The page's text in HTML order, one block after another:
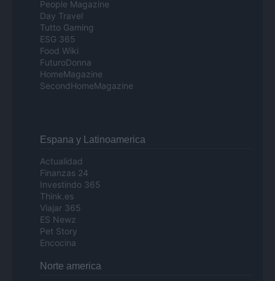
People Magazine
Day Travel
Tutto Gaming
ESG 365
Food Wiki
FuturoDonna
HomeMagazine
SecondHomeMagazine
Espana y Latinoamerica
Actualidad
Finanzas 24
Investindo 365
Think.es
Viajar 365
ES Newz
Pet Story
Encocina
Norte america